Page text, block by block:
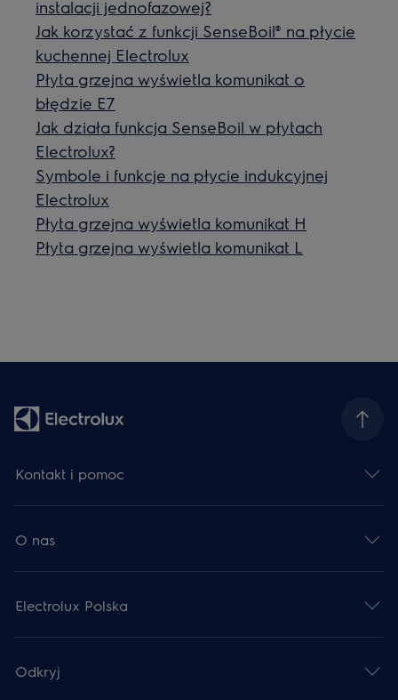
instalacji jednofazowej?
Jak korzystać z funkcji SenseBoil® na płycie
kuchennej Electrolux
Płyta grzejna wyświetla komunikat o
błędzie E7
Jak działa funkcja SenseBoil w płytach
Electrolux?
Symbole i funkcje na płycie indukcyjnej
Electrolux
Płyta grzejna wyświetla komunikat H
Płyta grzejna wyświetla komunikat L
Kontakt i pomoc
O nas
Electrolux Polska
Odkryj